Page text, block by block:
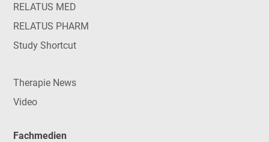
RELATUS MED
RELATUS PHARM
Study Shortcut
Therapie News
Video
Fachmedien